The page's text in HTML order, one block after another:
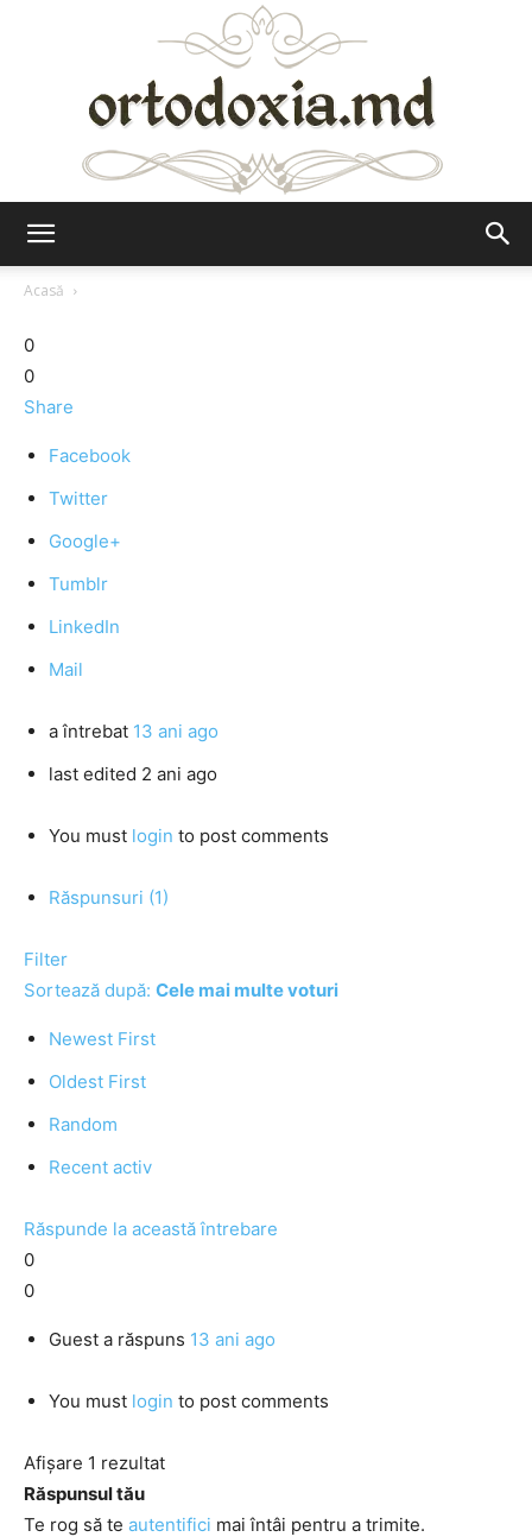
Acasă
0
0
Share
Facebook
Twitter
Google+
Tumblr
LinkedIn
Mail
a întrebat 13 ani ago
last edited 2 ani ago
You must login to post comments
Răspunsuri (1)
Filter
Sortează după: Cele mai multe voturi
Newest First
Oldest First
Random
Recent activ
Răspunde la această întrebare
0
0
Guest a răspuns 13 ani ago
You must login to post comments
Afișare 1 rezultat
Răspunsul tău
Te rog să te autentifici mai întâi pentru a trimite.